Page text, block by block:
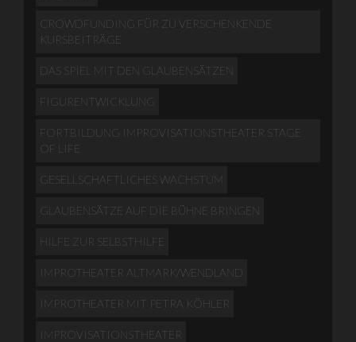
CROWDFUNDING FÜR ZU VERSCHENKENDE
KURSBEITRÄGE
DAS SPIEL MIT DEN GLAUBENSÄTZEN
FIGURENTWICKLUNG
FORTBILDUNG IMPROVISATIONSTHEATER STAGE
OF LIFE
GESELLSCHAFTLICHES WACHSTUM
GLAUBENSÄTZE AUF DIE BÜHNE BRINGEN
HILFE ZUR SELBSTHILFE
IMPROTHEATER ALTMARK/WENDLAND
IMPROTHEATER MIT PETRA KÖHLER
IMPROVISATIONSTHEATER